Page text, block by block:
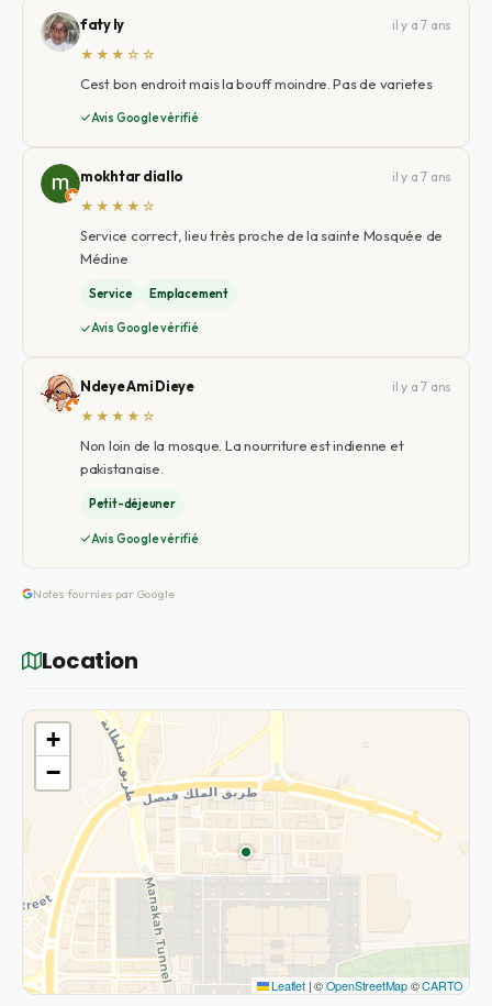
faty ly
il y a 7 ans
★★★☆☆
Cest bon endroit mais la bouff moindre. Pas de varietes
Avis Google vérifié
mokhtar diallo
il y a 7 ans
★★★★☆
Service correct, lieu très proche de la sainte Mosquée de
Médine
Service Emplacement
Avis Google vérifié
Ndeye Ami Dieye
il y a 7 ans
★★★★☆
Non loin de la mosque. La nourriture est indienne et
pakistanaise.
Petit-déjeuner
Avis Google vérifié
Notes fournies par Google
Location
+
−
Leaflet |©OpenStreetMap©CARTO